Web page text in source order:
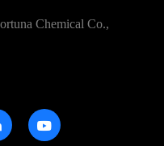
Chemical Co.,
